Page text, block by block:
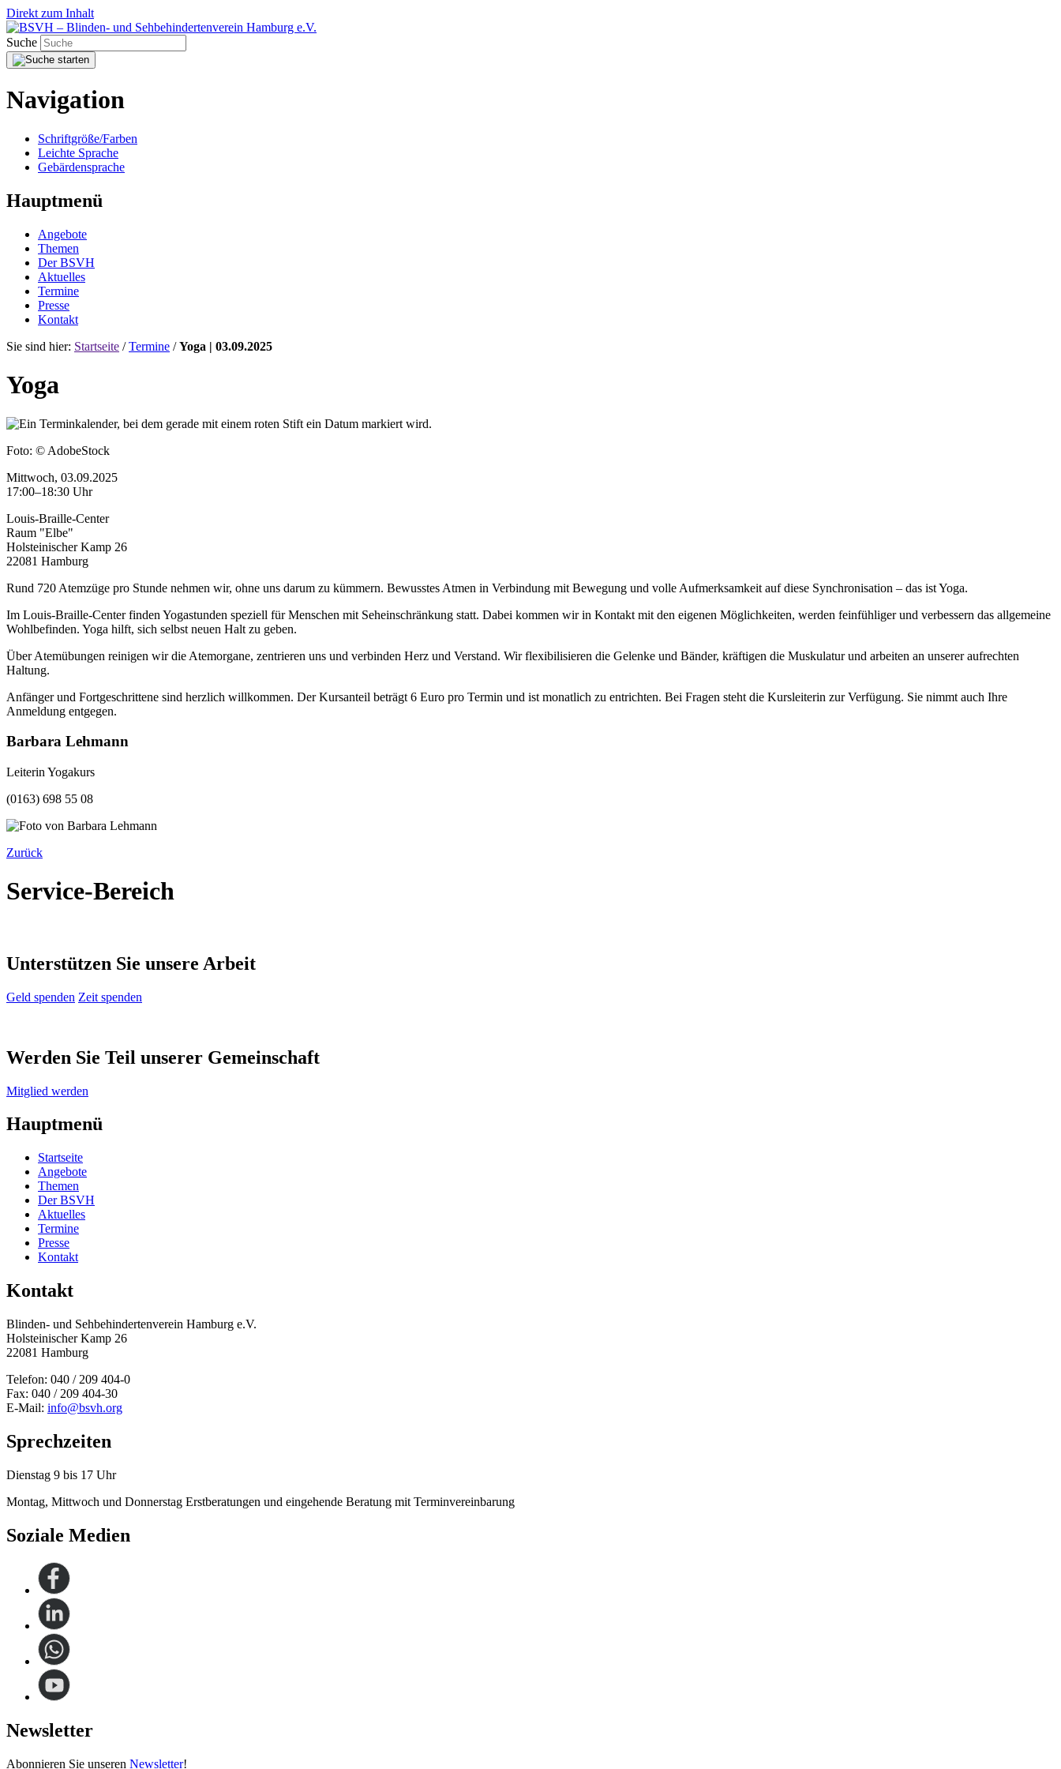
Direkt zum Inhalt
Suche
Navigation
Schriftgröße/Farben
Leichte Sprache
Gebärdensprache
Hauptmenü
Angebote
Themen
Der BSVH
Aktuelles
Termine
Presse
Kontakt
Sie sind hier: Startseite /Termine /Yoga | 03.09.2025
Yoga
Foto: © AdobeStock
Mittwoch, 03.09.2025
17:00–18:30 Uhr
Louis-Braille-Center
Raum "Elbe"
Holsteinischer Kamp 26
22081 Hamburg
Rund 720 Atemzüge pro Stunde nehmen wir, ohne uns darum zu kümmern. Bewusstes Atmen in Verbindung mit Bewegung und volle Aufmerksamkeit auf diese Synchronisation – das ist Yoga.
Im Louis-Braille-Center finden Yogastunden speziell für Menschen mit Seheinschränkung statt. Dabei kommen wir in Kontakt mit den eigenen Möglichkeiten, werden feinfühliger und verbessern das allgemeine
Wohlbefinden. Yoga hilft, sich selbst neuen Halt zu geben.
Über Atemübungen reinigen wir die Atemorgane, zentrieren uns und verbinden Herz und Verstand. Wir flexibilisieren die Gelenke und Bänder, kräftigen die Muskulatur und arbeiten an unserer aufrechten
Haltung.
Anfänger und Fortgeschrittene sind herzlich willkommen. Der Kursanteil beträgt 6 Euro pro Termin und ist monatlich zu entrichten. Bei Fragen steht die Kursleiterin zur Verfügung. Sie nimmt auch Ihre
Anmeldung entgegen.
Barbara Lehmann
Leiterin Yogakurs
(0163) 698 55 08
Zurück
Service-Bereich
Unterstützen Sie unsere Arbeit
Geld spenden Zeit spenden
Werden Sie Teil unserer Gemeinschaft
Mitglied werden
Hauptmenü
Startseite
Angebote
Themen
Der BSVH
Aktuelles
Termine
Presse
Kontakt
Kontakt
Blinden- und Sehbehinderten­verein Hamburg e.V.
Holsteinischer Kamp 26
22081 Hamburg
Telefon: 040 / 209 404-0
Fax: 040 / 209 404-30
E-Mail: info@bsvh.org
Sprechzeiten
Dienstag 9 bis 17 Uhr
Montag, Mittwoch und Donnerstag Erstberatungen und eingehende Beratung mit Terminvereinbarung
Soziale Medien
Newsletter
Abonnieren Sie unseren Newsletter!